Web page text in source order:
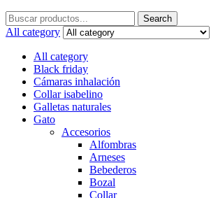
Search
for:
Search
All category
All category
Black friday
Cámaras inhalación
Collar isabelino
Galletas naturales
Gato
Accesorios
Alfombras
Arneses
Bebederos
Bozal
Collar